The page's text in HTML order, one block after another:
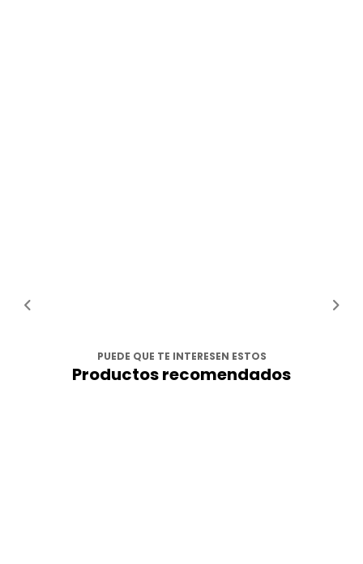
PUEDE QUE TE INTERESEN ESTOS
Productos recomendados